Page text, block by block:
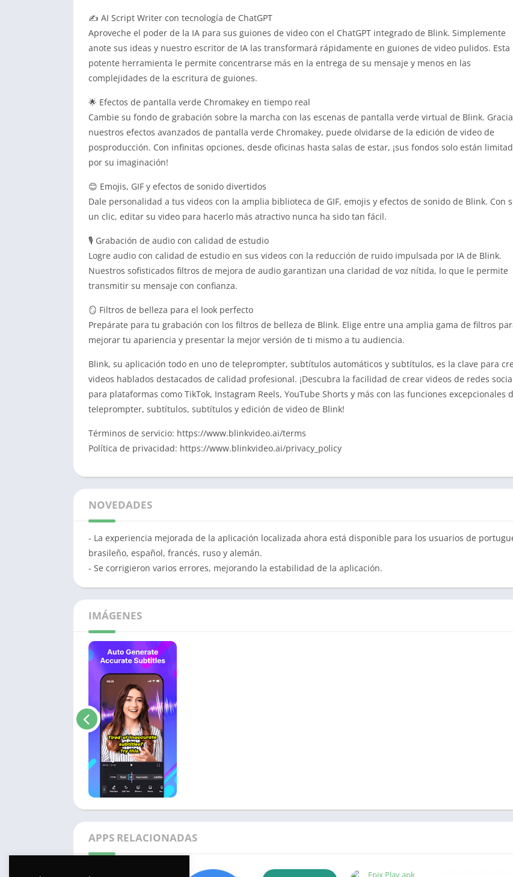
✍️ AI Script Writer con tecnología de ChatGPT
Aproveche el poder de la IA para sus guiones de video con el ChatGPT integrado de Blink. Simplemente
anote sus ideas y nuestro escritor de IA las transformará rápidamente en guiones de video pulidos. Esta
potente herramienta le permite concentrarse más en la entrega de su mensaje y menos en las
complejidades de la escritura de guiones.
🌟 Efectos de pantalla verde Chromakey en tiempo real
Cambie su fondo de grabación sobre la marcha con las escenas de pantalla verde virtual de Blink.
nuestros efectos avanzados de pantalla verde Chromakey, puede olvidarse de la edición de video de
posproducción. Con infinitas opciones, desde oficinas hasta salas de estar, ¡sus fondos solo están
por su imaginación!
😊 Emojis, GIF y efectos de sonido divertidos
Dale personalidad a tus videos con la amplia biblioteca de GIF, emojis y efectos de sonido de Blink. Con
un clic, editar su video para hacerlo más atractivo nunca ha sido tan fácil.
🎙️ Grabación de audio con calidad de estudio
Logre audio con calidad de estudio en sus videos con la reducción de ruido impulsada por IA de Blink.
Nuestros sofisticados filtros de mejora de audio garantizan una claridad de voz nítida, lo que le permite
transmitir su mensaje con confianza.
🪞 Filtros de belleza para el look perfecto
Prepárate para tu grabación con los filtros de belleza de Blink. Elige entre una amplia gama de filtros
mejorar tu apariencia y presentar la mejor versión de ti mismo a tu audiencia.
Blink, su aplicación todo en uno de teleprompter, subtítulos automáticos y subtítulos, es la clave para
videos hablados destacados de calidad profesional. ¡Descubra la facilidad de crear videos de redes
para plataformas como TikTok, Instagram Reels, YouTube Shorts y más con las funciones excepcionales
teleprompter, subtítulos, subtítulos y edición de video de Blink!
Términos de servicio: https://www.blinkvideo.ai/terms
Política de privacidad: https://www.blinkvideo.ai/privacy_policy
NOVEDADES
- La experiencia mejorada de la aplicación localizada ahora está disponible para los usuarios de
brasileño, español, francés, ruso y alemán.
- Se corrigieron varios errores, mejorando la estabilidad de la aplicación.
IMÁGENES
APPS RELACIONADAS